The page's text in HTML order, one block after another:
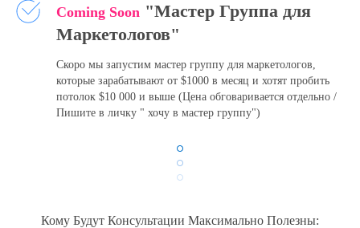
Coming Soon "Мастер Группа для
Маркетологов"
Скоро мы запустим мастер группу для маркетологов,
которые зарабатывают от $1000 в месяц и хотят пробить
потолок $10 000 и выше (Цена обговаривается отдельно /
Пишите в личку " хочу в мастер группу")
Кому Будут Консультации Максимально Полезны: